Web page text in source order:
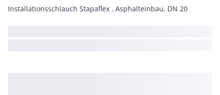
Installationsschlauch Stapaflex , Asphalteinbau, DN 20